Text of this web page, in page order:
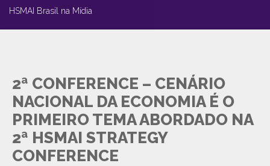
HSMAI Brasil na Mídia
2ª CONFERENCE – CENÁRIO
NACIONAL DA ECONOMIA É O
PRIMEIRO TEMA ABORDADO NA
2ª HSMAI STRATEGY
CONFERENCE